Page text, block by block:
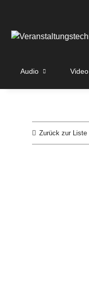
Audio Video
Zurück zur Liste